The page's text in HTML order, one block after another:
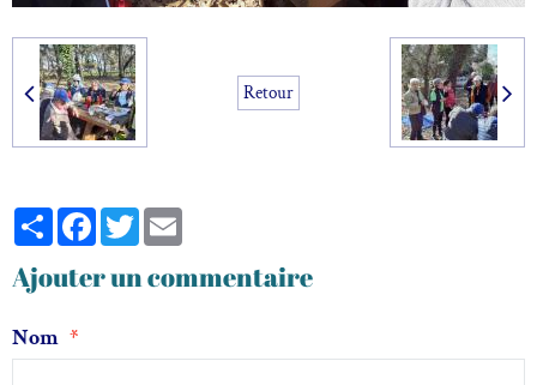
Retour
PartagerFacebook
Twitter
Ajouter un commentaire
Nom